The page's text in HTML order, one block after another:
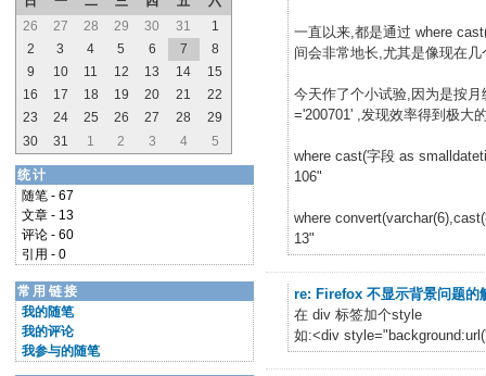
26
27 28 29 30 31
1
2
3 4 5 6 7
8
9
10 11 12 13 14
15
16
17 18 19 20 21
22
23
24 25 26 27 28
29
30
31 1 2 3 4 5
统计
随笔 - 67
文章 - 13
评论 - 60
引用 - 0
常用链接
我的随笔
我的评论
我参与的随笔
一直以来,都是通过 where
间会非常地长,尤其是像现在
今天作了个小试验,因为是按
='200701' ,发现效率得到极大
where cast(字段 as
106"
where
13"
re: Firefox 不显示背景问题的
在 div 标签加个style
如:<div